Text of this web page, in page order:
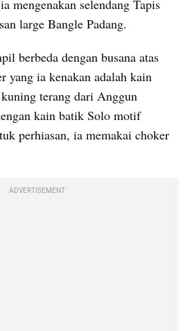
mengenakan selendang Tapis
large Bangle Padang.
berbeda dengan busana atas
yang ia kenakan adalah kain
terang dari Anggun
kain batik Solo motif
perhiasan, ia memakai choker
ADVERTISEMENT